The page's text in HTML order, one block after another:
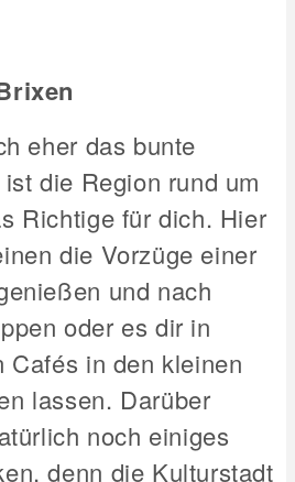
eher das bunte
die Region rund um
Richtige für dich. Hier
die Vorzüge einer
und nach
oder es dir in
Cafés in den kleinen
lassen. Darüber
noch einiges
denn die Kulturstadt